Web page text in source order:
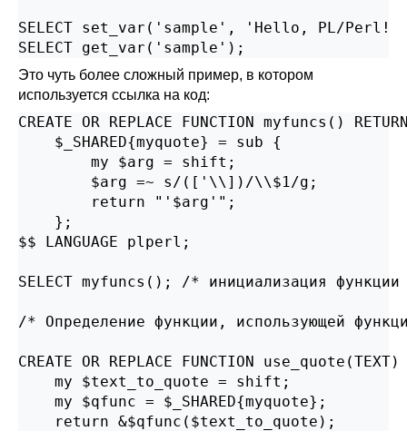
SELECT set_var('sample', 'Hello, PL/
SELECT get_var('sample');
Это чуть более сложный пример, в котором
используется ссылка на код:
CREATE OR REPLACE FUNCTION myfuncs()
    $_SHARED{myquote} = sub {
        my $arg = shift;
        $arg =~ s/(['\\])/\\$1/g;
        return "'$arg'";
    };
$$ LANGUAGE plperl;
SELECT myfuncs(); /* инициализация
/* Определение функции, использующей
CREATE OR REPLACE FUNCTION
    my $text_to_quote = shift;
    my $qfunc = $_SHARED{myquote};
    return &$qfunc($text_to_quote);